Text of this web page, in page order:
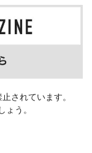
されています。
ょう。